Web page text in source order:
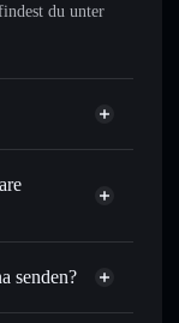
du unter
nicht
USDC oder
senden?